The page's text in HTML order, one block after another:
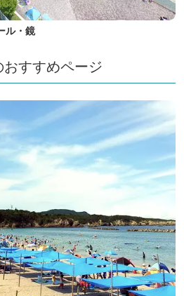
ル・鏡
すすめページ